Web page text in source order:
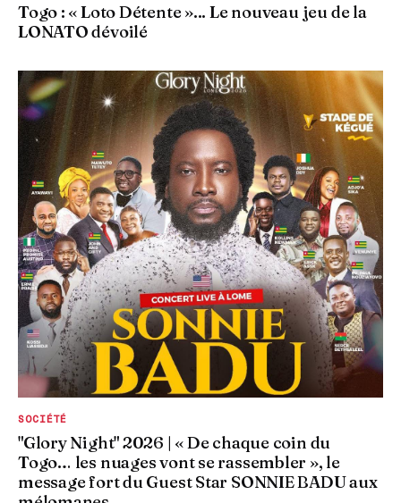
Togo : « Loto Détente »... Le nouveau jeu de la
LONATO dévoilé
SOCIÉTÉ
"Glory Night" 2026 | « De chaque coin du
Togo… les nuages vont se rassembler », le
message fort du Guest Star SONNIE BADU aux